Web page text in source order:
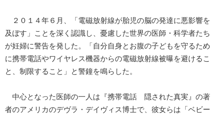
２０１４年６月、「電磁放射線が胎児の脳の発達に悪影響を
及ぼす」ことを深く認識し、憂慮した世界の医師・科学者たち
が妊婦に警告を発した。「自分自身とお腹の子どもを守るため
に携帯電話やワイヤレス機器からの電磁放射線被曝を避けるこ
と、制限すること」と警鐘を鳴らした。
中心となった医師の一人は『携帯電話 隠された真実』の著
者のアメリカのデヴラ・デイヴィス博士で、彼女らは「ベビー